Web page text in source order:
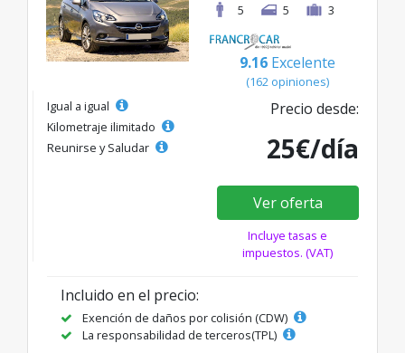
5
5 3
9.16 Excelente
(162 opiniones)
Igual a igual
Kilometraje ilimitado
Reunirse y Saludar
Precio desde:
25€/día
Ver oferta
Incluye tasas e
impuestos. (VAT)
Incluido en el precio:
Exención de daños por colisión (CDW)
La responsabilidad de terceros(TPL)